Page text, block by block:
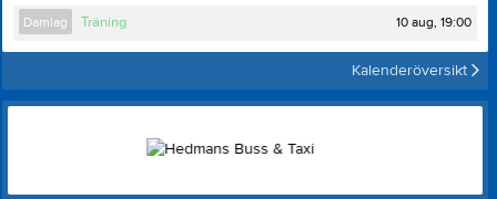
Damlag Träning 10 aug, 19:00
Kalenderöversikt